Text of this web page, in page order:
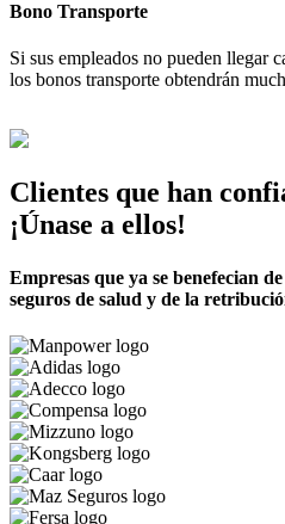
Bono Transporte
Si sus empleados no pueden llegar
los bonos transporte obtendrán
Clientes que han
¡Únase a ellos!
Empresas que ya se benefecian
seguros de salud y de la